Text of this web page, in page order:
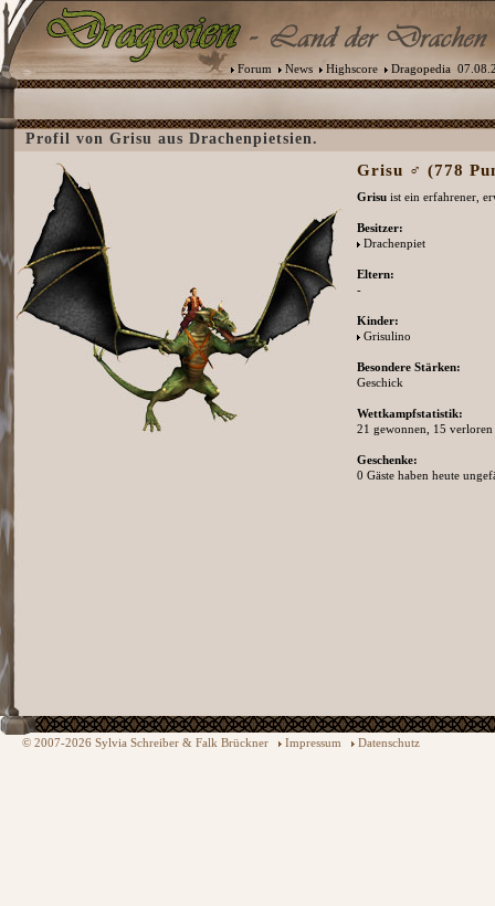
Forum News Highscore Dragopedia
Profil von Grisu aus Drachenpietsien.
Grisu ♂ (778
Grisu ist ein erfahrener,
Besitzer:
Drachenpiet
Eltern:
-
Kinder:
Grisulino
Besondere Stärken:
Geschick
Wettkampfstatistik:
21 gewonnen, 15 verloren
Geschenke:
0 Gäste haben heute
© 2007-2026 Sylvia Schreiber & Falk Brückner Impressum Datenschutz